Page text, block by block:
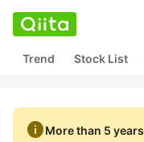
Trend Stock List
infoMore than 5